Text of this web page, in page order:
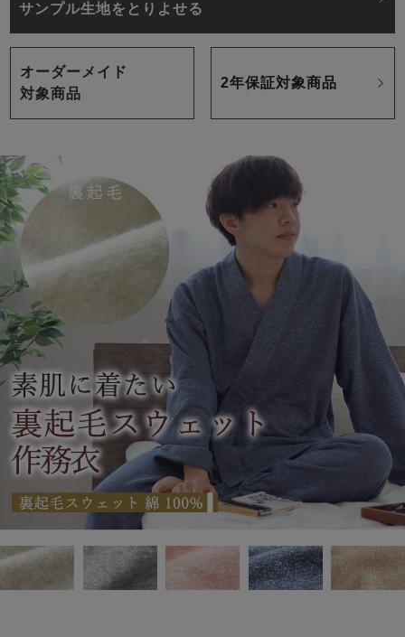
サンプル生地をとりよせる
オーダーメイド
対象商品
2年保証対象商品